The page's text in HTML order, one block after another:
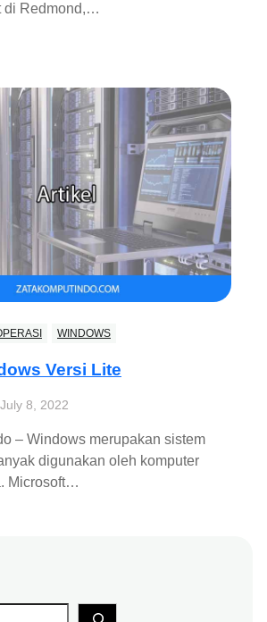
di Redmond,…
WINDOWS
Versi Lite
July 8, 2022
– Windows merupakan sistem
digunakan oleh komputer
Microsoft…